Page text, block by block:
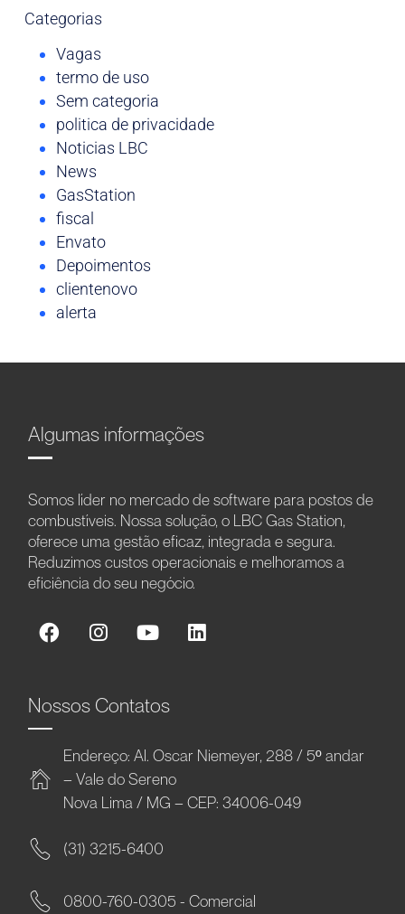
Categorias
Vagas
termo de uso
Sem categoria
politica de privacidade
Noticias LBC
News
GasStation
fiscal
Envato
Depoimentos
clientenovo
alerta
Algumas informações
Somos líder no mercado de software para postos de
combustíveis. Nossa solução, o LBC Gas Station,
oferece uma gestão eficaz, integrada e segura.
Reduzimos custos operacionais e melhoramos a
eficiência do seu negócio.
Nossos Contatos
Endereço: Al. Oscar Niemeyer, 288 / 5º andar
– Vale do Sereno
Nova Lima / MG – CEP: 34006-049
(31) 3215-6400
0800-760-0305 - Comercial